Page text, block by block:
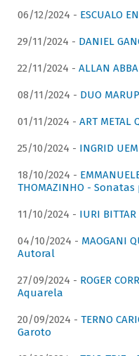
06/12/2024 - ESCUALO
29/11/2024 - DANIEL
22/11/2024 - ALLAN
08/11/2024 - DUO
01/11/2024 - ART METAL
25/10/2024 - INGRID
18/10/2024 -
THOMAZINHO -
11/10/2024 - IURI
04/10/2024 - MAOGANI
Autoral
27/09/2024 - ROGER
Aquarela
20/09/2024 - TERNO
Garoto